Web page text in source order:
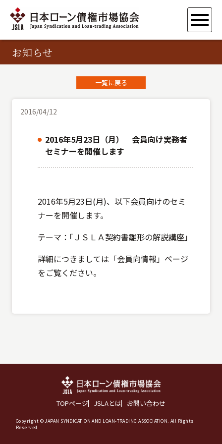
お知らせ
一覧に戻る
2016/04/12
2016年5月23日（月） 会員向け実務者
セミナーを開催します
2016年5月23日(月)、以下会員向けのセミ
ナーを開催します。
テーマ：｢ＪＳＬＡ契約書雛形の解説講座｣
詳細につきましては「会員向情報」ページ
をご覧ください。
TOPページ JSLAとは お問い合わせ
Copyright © JAPAN SYNDICATION AND LOAN-TRADING ASSOCIATION. All Rights
Reserved